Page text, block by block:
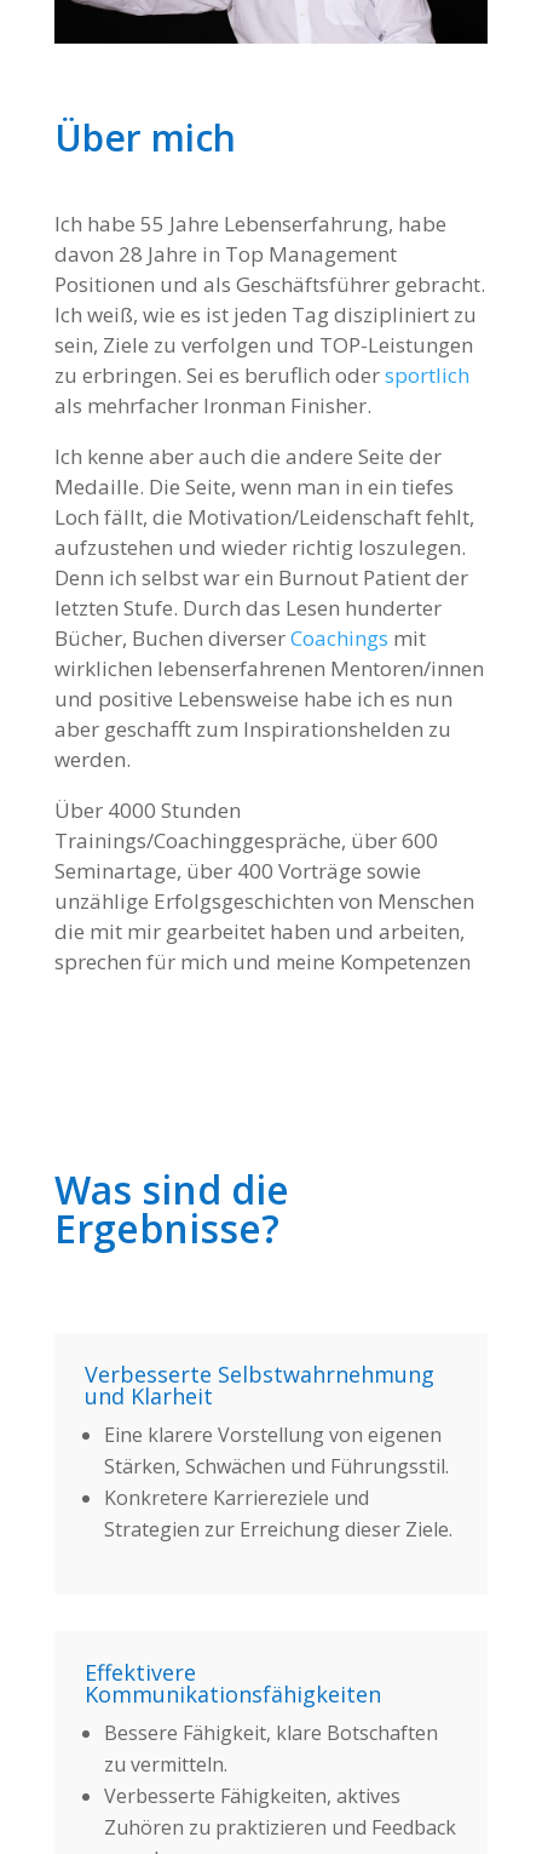
Über mich
Ich habe 55 Jahre Lebenserfahrung, habe
davon 28 Jahre in Top Management
Positionen und als Geschäftsführer gebracht.
Ich weiß, wie es ist jeden Tag diszipliniert zu
sein, Ziele zu verfolgen und TOP-Leistungen
zu erbringen. Sei es beruflich odersportlich
als mehrfacher Ironman Finisher.
Ich kenne aber auch die andere Seite der
Medaille. Die Seite, wenn man in ein tiefes
Loch fällt, die Motivation/Leidenschaft fehlt,
aufzustehen und wieder richtig loszulegen.
Denn ich selbst war ein Burnout Patient der
letzten Stufe. Durch das Lesen hunderter
Bücher, Buchen diverserCoachings mit
wirklichen lebenserfahrenen Mentoren/innen
und positive Lebensweise habe ich es nun
aber geschafft zum Inspirationshelden zu
werden.
Über 4000 Stunden
Trainings/Coachinggespräche, über 600
Seminartage, über 400 Vorträge sowie
unzählige Erfolgsgeschichten von Menschen
die mit mir gearbeitet haben und arbeiten,
sprechen für mich und meine Kompetenzen
Was sind die
Ergebnisse?
Verbesserte Selbstwahrnehmung
und Klarheit
Eine klarere Vorstellung von eigenen
Stärken, Schwächen und Führungsstil.
Konkretere Karriereziele und
Strategien zur Erreichung dieser Ziele.
Effektivere
Kommunikationsfähigkeiten
Bessere Fähigkeit, klare Botschaften
zu vermitteln.
Verbesserte Fähigkeiten, aktives
Zuhören zu praktizieren und Feedback